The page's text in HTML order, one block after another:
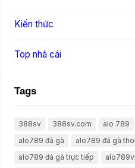
Kiến thức
Top nhà cái
Tags
388sv 388sv.com alo 789
alo789 đá gà
alo789 đá gà
alo789 đá gà trực tiếp